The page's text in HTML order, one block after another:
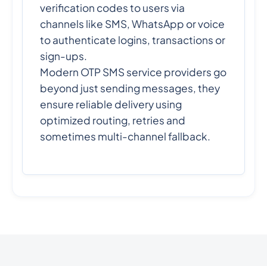
verification codes to users via
channels like SMS, WhatsApp or voice
to authenticate logins, transactions or
sign-ups.
Modern OTP SMS service providers go
beyond just sending messages, they
ensure reliable delivery using
optimized routing, retries and
sometimes multi-channel fallback.